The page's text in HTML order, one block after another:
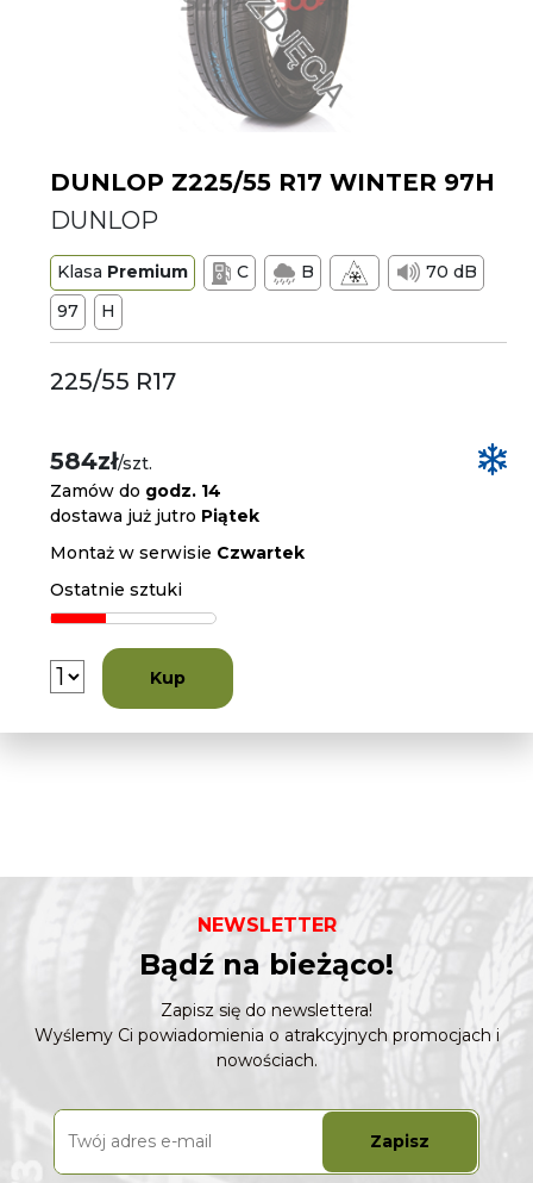
DUNLOP Z225/55 R17 WINTER 97H
DUNLOP
Klasa Premium C B
70 dB
97
H
225/55 R17
584zł/szt.
Zamów do godz. 14
dostawa już jutro Piątek
Montaż w serwisie Czwartek
Ostatnie sztuki
Kup
NEWSLETTER
Bądź na bieżąco!
Zapisz się do newslettera!
Wyślemy Ci powiadomienia o atrakcyjnych promocjach i
nowościach.
Zapisz